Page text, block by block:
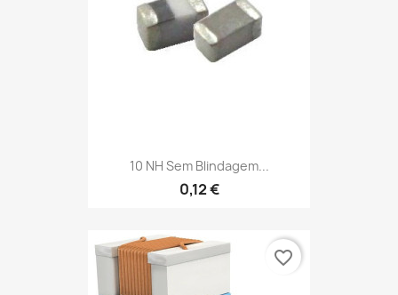
10 NH Sem Blindagem...
0,12 €
favorite_border